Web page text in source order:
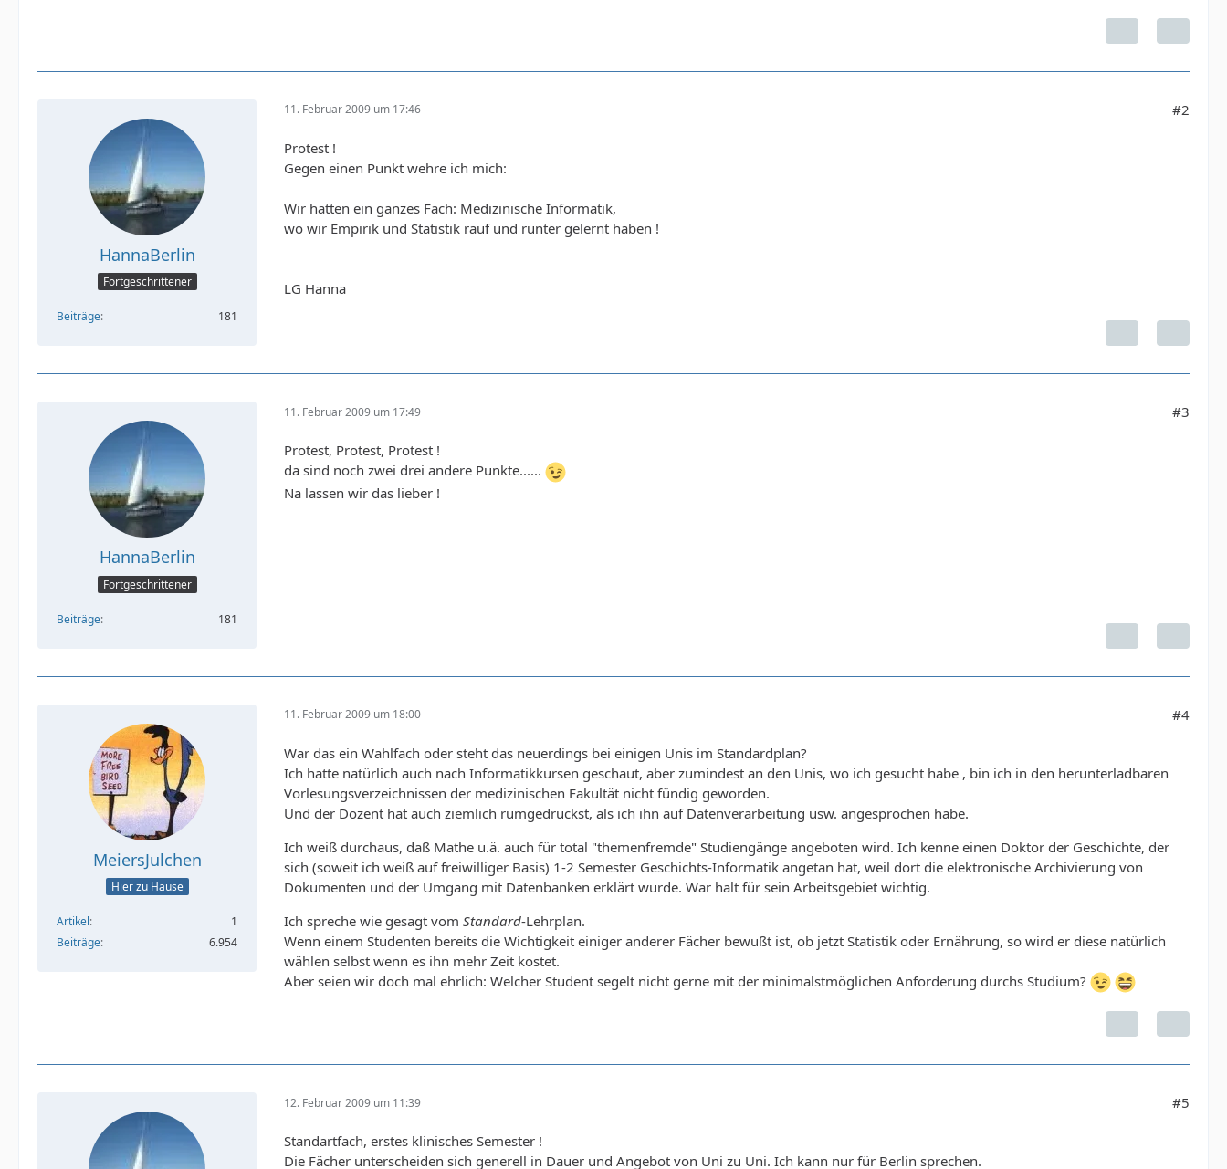
HannaBerlin
Fortgeschrittener
Beiträge 181
11. Februar 2009 um 17:46 #2
Protest !
Gegen einen Punkt wehre ich mich:
Wir hatten ein ganzes Fach: Medizinische Informatik,
wo wir Empirik und Statistik rauf und runter gelernt haben !
LG Hanna
HannaBerlin
Fortgeschrittener
Beiträge 181
11. Februar 2009 um 17:49 #3
Protest, Protest, Protest !
da sind noch zwei drei andere Punkte......
Na lassen wir das lieber !
MeiersJulchen
Hier zu Hause
Artikel
1
Beiträge
6.954
11. Februar 2009 um 18:00 #4
War das ein Wahlfach oder steht das neuerdings bei einigen Unis im Standardplan?
Ich hatte natürlich auch nach Informatikkursen geschaut, aber zumindest an den Unis, wo ich gesucht habe , bin ich in den herunterladbaren
Vorlesungsverzeichnissen der medizinischen Fakultät nicht fündig geworden.
Und der Dozent hat auch ziemlich rumgedruckst, als ich ihn auf Datenverarbeitung usw. angesprochen habe.
Ich weiß durchaus, daß Mathe u.ä. auch für total "themenfremde" Studiengänge angeboten wird. Ich kenne einen Doktor der Geschichte, der
sich (soweit ich weiß auf freiwilliger Basis) 1-2 Semester Geschichts-Informatik angetan hat, weil dort die elektronische Archivierung von
Dokumenten und der Umgang mit Datenbanken erklärt wurde. War halt für sein Arbeitsgebiet wichtig.
Ich spreche wie gesagt vom Standard-Lehrplan.
Wenn einem Studenten bereits die Wichtigkeit einiger anderer Fächer bewußt ist, ob jetzt Statistik oder Ernährung, so wird er diese natürlich
wählen selbst wenn es ihn mehr Zeit kostet.
Aber seien wir doch mal ehrlich: Welcher Student segelt nicht gerne mit der minimalstmöglichen Anforderung durchs Studium?
12. Februar 2009 um 11:39 #5
Standartfach, erstes klinisches Semester !
Die Fächer unterscheiden sich generell in Dauer und Angebot von Uni zu Uni. Ich kann nur für Berlin sprechen.